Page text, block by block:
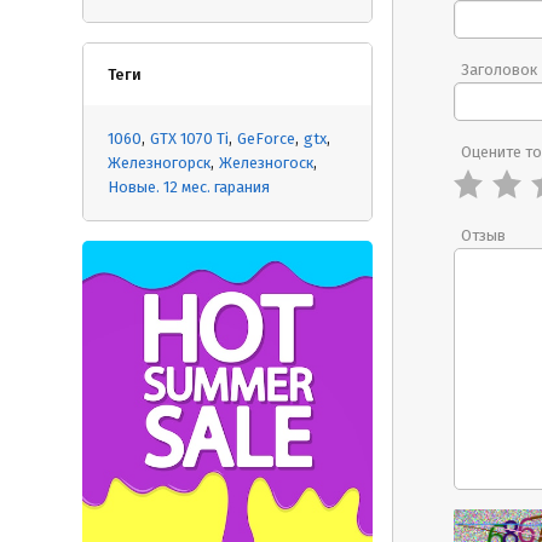
Теги
1060 GTX 1070 Ti GeForce gtx
Железногорск Железногоск
Новые. 12 мес. гарания
Заголовок
Оцените
Отзыв